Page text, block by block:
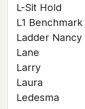
L-Sit Hold
L1 Benchmark
Ladder Nancy
Lane
Larry
Laura
Ledesma